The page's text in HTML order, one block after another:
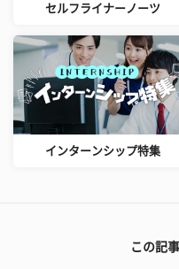
セルフライナーノーツ
インターンシップ特集
この記